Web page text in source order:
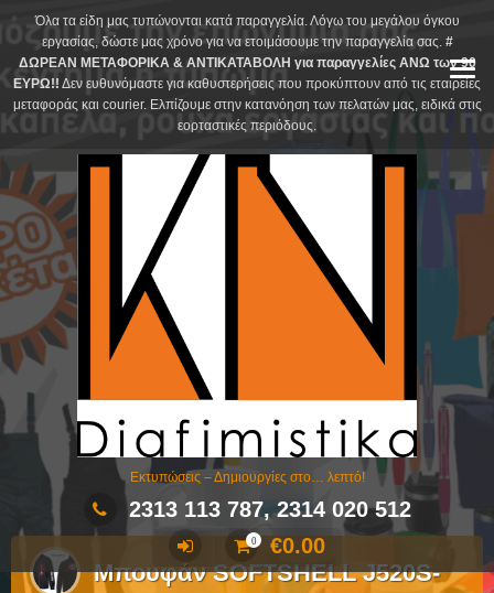
content
Όλα τα είδη μας τυπώνονται κατά παραγγελία. Λόγω του μεγάλου όγκου
εργασίας, δώστε μας χρόνο για να ετοιμάσουμε την παραγγελία σας. #
ΔΩΡΕΑΝ ΜΕΤΑΦΟΡΙΚΑ & ΑΝΤΙΚΑΤΑΒΟΛΗ για παραγγελίες ΑΝΩ των 90
ΕΥΡΩ!! Δεν ευθυνόμαστε για καθυστερήσεις που προκύπτουν από τις εταιρείες
μεταφοράς και courier. Ελπίζουμε στην κατανόηση των πελατών μας, ειδικά στις
εορταστικές περιόδους.
Εκτυπώσεις – Δημιουργίες στο… λεπτό!
2313 113 787, 2314 020 512
0 €0.00
Μπουφάν SOFTSHELL J520S-